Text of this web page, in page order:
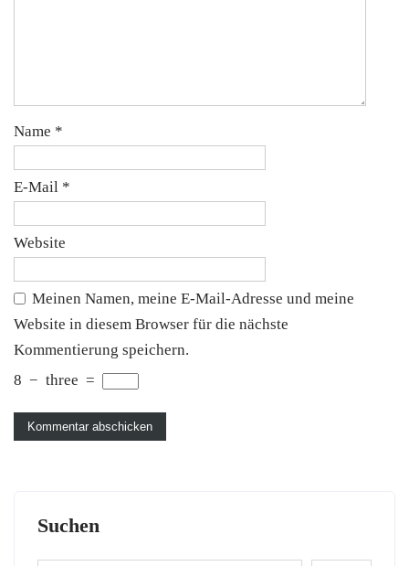
Name *
E-Mail *
Website
Meinen Namen, meine E-Mail-Adresse und meine
Website in diesem Browser für die nächste
Kommentierung speichern.
8 − three =
Suchen